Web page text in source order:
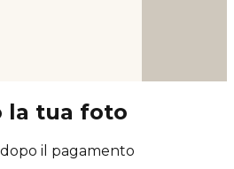
la tua foto
il pagamento